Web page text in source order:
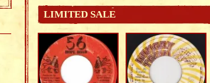
LIMITED SALE